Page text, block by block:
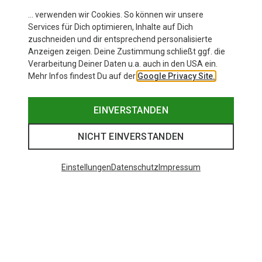
… verwenden wir Cookies. So können wir unsere
Services für Dich optimieren, Inhalte auf Dich
zuschneiden und dir entsprechend personalisierte
Anzeigen zeigen. Deine Zustimmung schließt ggf. die
Verarbeitung Deiner Daten u.a. auch in den USA ein.
Mehr Infos findest Du auf der Google Privacy Site.
EINVERSTANDEN
NICHT EINVERSTANDEN
EinstellungenDatenschutz Impressum